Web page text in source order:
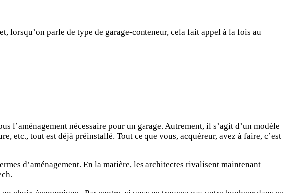
lorsqu’on parle de type de garage-conteneur, cela fait appel à la fois au
l’aménagement nécessaire pour un garage. Autrement, il s’agit d’un modèle
etc., tout est déjà préinstallé. Tout ce que vous, acquéreur, avez à faire, c’est
d’aménagement. En la matière, les architectes rivalisent maintenant